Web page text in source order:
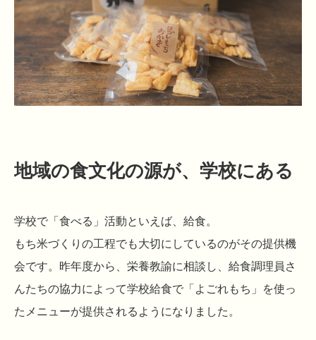
地域の食文化の源が、学校にある
学校で「食べる」活動といえば、給食。
もち米づくりの工程でも大切にしているのがその提供機
会です。昨年度から、栄養教諭に相談し、給食調理員さ
んたちの協力によって学校給食で「よごれもち」を使っ
たメニューが提供されるようになりました。